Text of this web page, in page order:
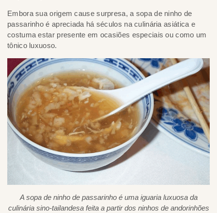
Embora sua origem cause surpresa, a sopa de ninho de
passarinho é apreciada há séculos na culinária asiática e
costuma estar presente em ocasiões especiais ou como um
tônico luxuoso.
A sopa de ninho de passarinho é uma iguaria luxuosa da
culinária sino-tailandesa feita a partir dos ninhos de andorinhões